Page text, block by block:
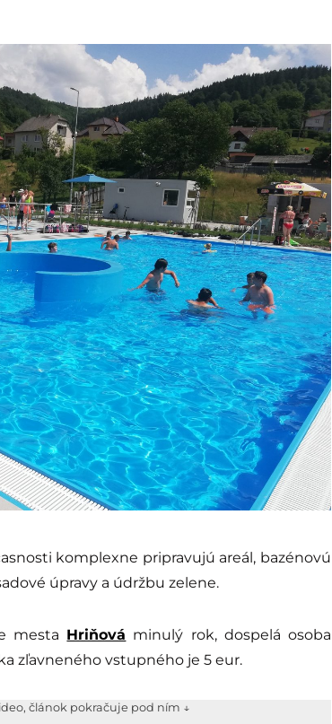
komplexne pripravujú areál, bazénovú
úpravy a údržbu zelene.
mesta Hriňová minulý rok, dospelá osoba
zľavneného vstupného je 5 eur.
článok pokračuje pod ním ↓